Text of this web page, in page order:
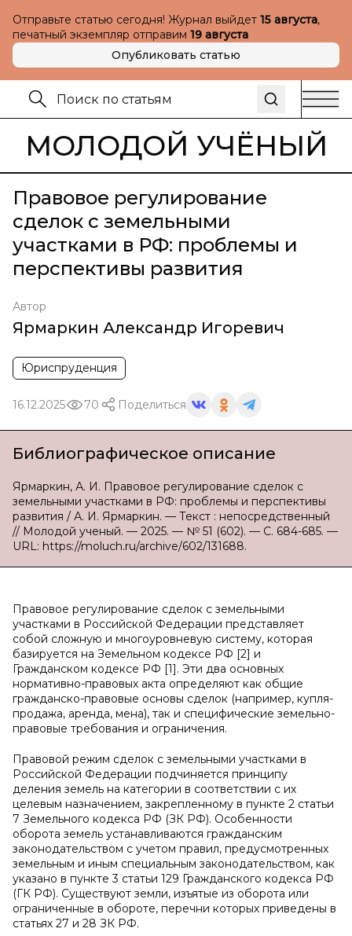
Отправьте статью сегодня! Журнал выйдет 15 августа,
печатный экземпляр отправим 19 августа
Опубликовать статью
МОЛОДОЙ УЧЁНЫЙ
Правовое регулирование
сделок с земельными
участками в РФ: проблемы и
перспективы развития
Автор
Ярмаркин Александр Игоревич
Юриспруденция
16.12.2025 70 Поделиться
Библиографическое описание
Ярмаркин, А. И. Правовое регулирование сделок с
земельными участками в РФ: проблемы и перспективы
развития / А. И. Ярмаркин. — Текст : непосредственный
// Молодой ученый. — 2025. — № 51 (602). — С. 684-685. —
URL: https://moluch.ru/archive/602/131688.
Правовое регулирование сделок с земельными
участками в Российской Федерации представляет
собой сложную и многоуровневую систему, которая
базируется на Земельном кодексе РФ [2] и
Гражданском кодексе РФ [1]. Эти два основных
нормативно-правовых акта определяют как общие
гражданско-правовые основы сделок (например, купля-
продажа, аренда, мена), так и специфические земельно-
правовые требования и ограничения.
Правовой режим сделок с земельными участками в
Российской Федерации подчиняется принципу
деления земель на категории в соответствии с их
целевым назначением, закрепленному в пункте 2 статьи
7 Земельного кодекса РФ (ЗК РФ). Особенности
оборота земель устанавливаются гражданским
законодательством с учетом правил, предусмотренных
земельным и иным специальным законодательством, как
указано в пункте 3 статьи 129 Гражданского кодекса РФ
(ГК РФ). Существуют земли, изъятые из оборота или
ограниченные в обороте, перечни которых приведены в
статьях 27 и 28 ЗК РФ.